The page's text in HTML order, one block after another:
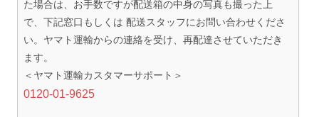
た場合は、お手数ですが配送箱の中身の写真も撮った上
で、下記窓口もしくは 配送スタッフにお問い合わせくださ
い。ヤマト運輸からの連絡を受け、再配達させていただき
ます。
＜ヤマト運輸カスタマーサポート＞
0120-01-9625